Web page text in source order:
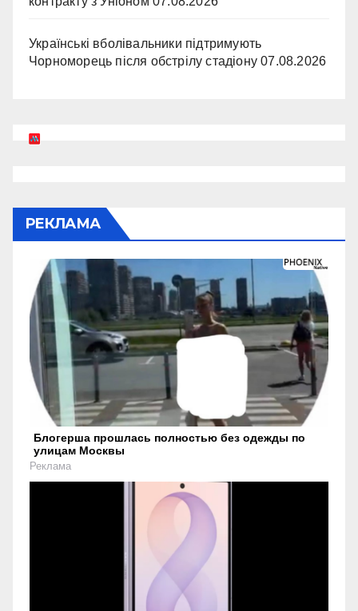
Українські вболівальники підтримують
Чорноморець після обстрілу стадіону 07.08.2026
РЕКЛАМА
Блогерша прошлась полностью без одежды по
улицам Москвы
Реклама